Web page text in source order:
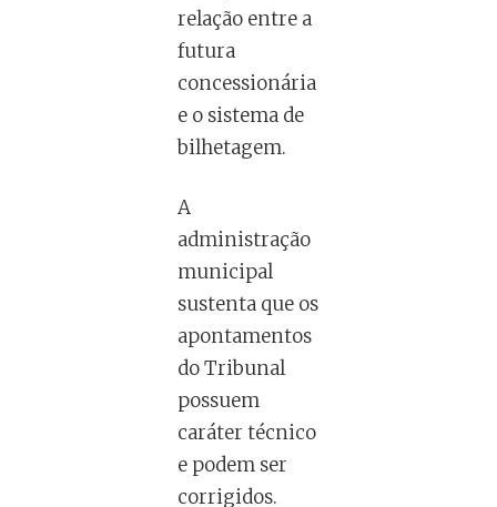
relação entre a
futura
concessionária
e o sistema de
bilhetagem.
A
administração
municipal
sustenta que os
apontamentos
do Tribunal
possuem
caráter técnico
e podem ser
corrigidos.